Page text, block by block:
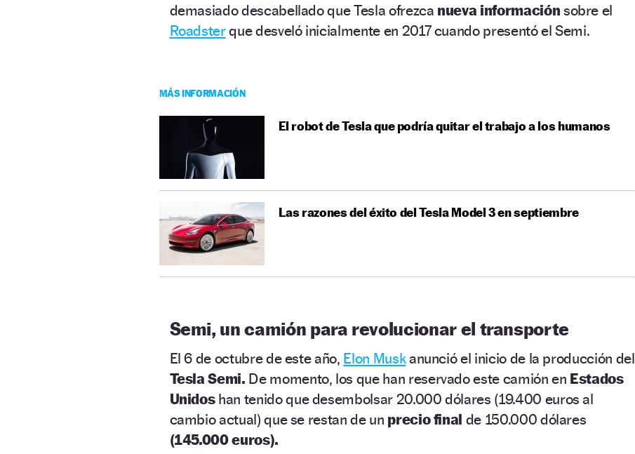
demasiado descabellado que Tesla ofrezca nueva información sobre el
Roadsterque desveló inicialmente en 2017 cuando presentó el Semi.
MÁS INFORMACIÓN
El robot de Tesla que podría quitar el trabajo a los humanos
Las razones del éxito del Tesla Model 3 en septiembre
Semi, un camión para revolucionar el transporte
El 6 de octubre de este año, Elon Muskanunció el inicio de la producción del
Tesla Semi. De momento, los que han reservado este camión en Estados
Unidos han tenido que desembolsar 20.000 dólares (19.400 euros al
cambio actual) que se restan de un precio final de 150.000 dólares
(145.000 euros).